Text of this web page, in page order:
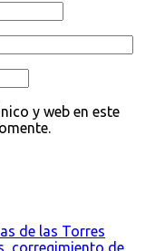
y web en este
de las Torres
corregimiento de